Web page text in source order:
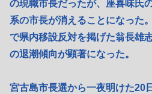
の現職市長だったが、座喜味氏
系の市長が消えることになった
で県内移設反対を掲げた翁長雄
の退潮傾向が顕著になった。
宮古島市長選から一夜明けた20